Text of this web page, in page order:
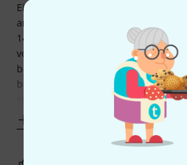
Ein gutes Produkt für wenig Geld.
angenehm. Der Schaft hat einen
140mm). Der Schwerpunkt liegt
vorn. Dadurch wird ein gutes
benutze diese Mallets auf einem mit
bestücktes Drum Set zum leisen
sind Medium weich. Genau passend.